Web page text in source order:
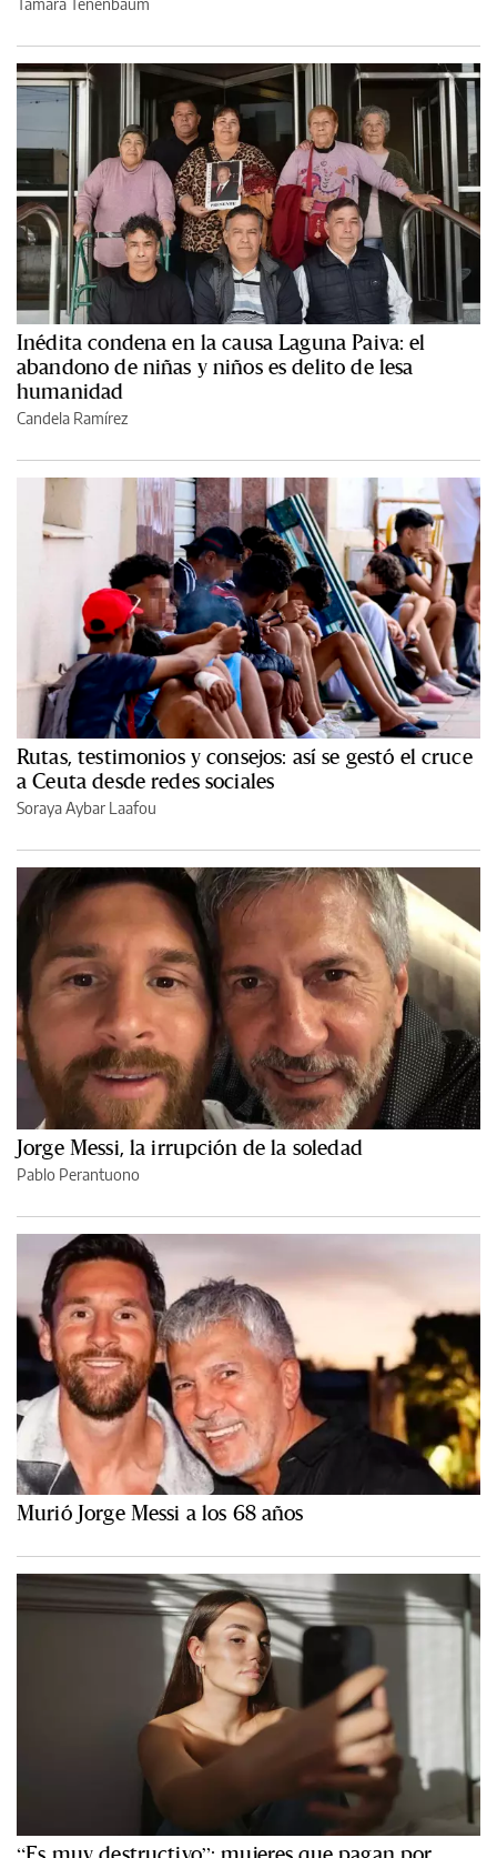
Inédita condena en la causa Laguna Paiva: el
abandono de niñas y niños es delito de lesa
humanidad
Candela Ramírez
Rutas, testimonios y consejos: así se gestó el cruce
a Ceuta desde redes sociales
Soraya Aybar Laafou
Jorge Messi, la irrupción de la soledad
Pablo Perantuono
Murió Jorge Messi a los 68 años